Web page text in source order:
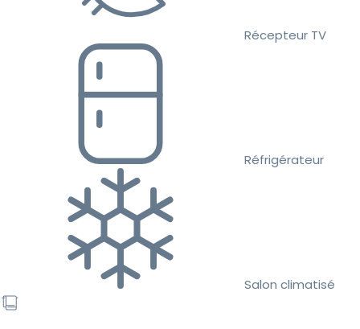
Récepteur TV
Réfrigérateur
Salon climatisé